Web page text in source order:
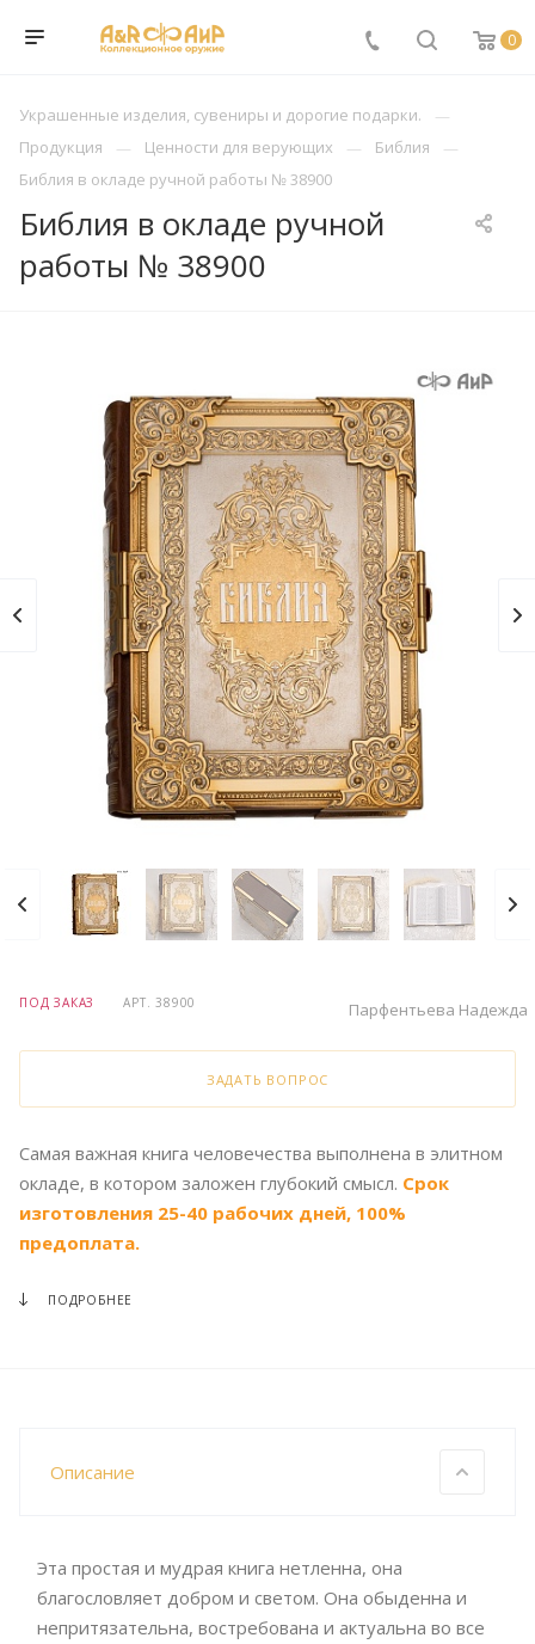
0
Украшенные изделия, сувениры и дорогие подарки.
Продукция
Ценности для верующих
Библия
Библия в окладе ручной работы № 38900
Библия в окладе ручной
работы № 38900
ПОД ЗАКАЗ АРТ.38900 Парфентьева Надежда
ЗАДАТЬ ВОПРОС
Самая важная книга человечества выполнена в элитном
окладе, в котором заложен глубокий смысл. Срок
изготовления 25-40 рабочих дней, 100%
предоплата.
ПОДРОБНЕЕ
Описание
Эта простая и мудрая книга нетленна, она
благословляет добром и светом. Она обыденна и
непритязательна, востребована и актуальна во все